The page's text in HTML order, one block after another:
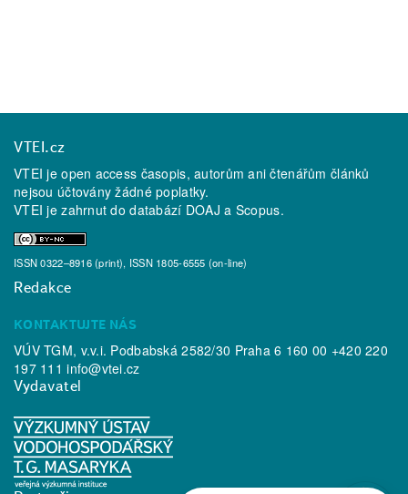
VTEI.cz
VTEI je open access časopis, autorům ani čtenářům článků
nejsou účtovány žádné poplatky.
VTEI je zahrnut do databází DOAJ a Scopus.
ISSN 0322–8916 (print), ISSN 1805-6555 (on-line)
Redakce
KONTAKTUJTE NÁS
VÚV TGM, v.v.i. Podbabská 2582/30 Praha 6 160 00 +420 220
197 111info@vtei.cz
Vydavatel